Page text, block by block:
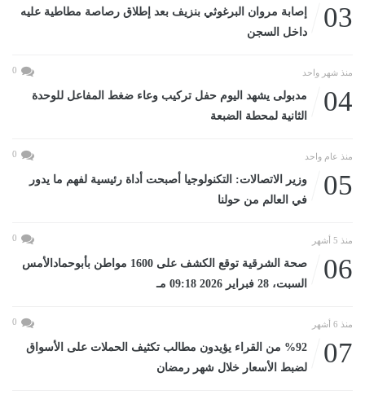
03
إصابة مروان البرغوثي بنزيف بعد إطلاق رصاصة مطاطية عليه
داخل السجن
منذ شهر واحد 0
04
مدبولى يشهد اليوم حفل تركيب وعاء ضغط المفاعل للوحدة
الثانية لمحطة الضبعة
منذ عام واحد 0
05
وزير الاتصالات: التكنولوجيا أصبحت أداة رئيسية لفهم ما يدور
في العالم من حولنا
منذ 5 أشهر 0
06
صحة الشرقية توقع الكشف على 1600 مواطن بأبوحمادالأمس
السبت، 28 فبراير 2026 09:18 مـ
منذ 6 أشهر 0
07
%92 من القراء يؤيدون مطالب تكثيف الحملات على الأسواق
لضبط الأسعار خلال شهر رمضان